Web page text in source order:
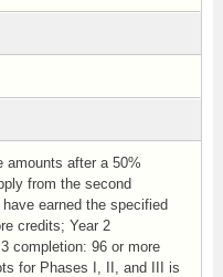
amounts after a 50%
from the second
earned the specified
credits; Year 2
completion: 96 or more
for Phases I, II, and III is